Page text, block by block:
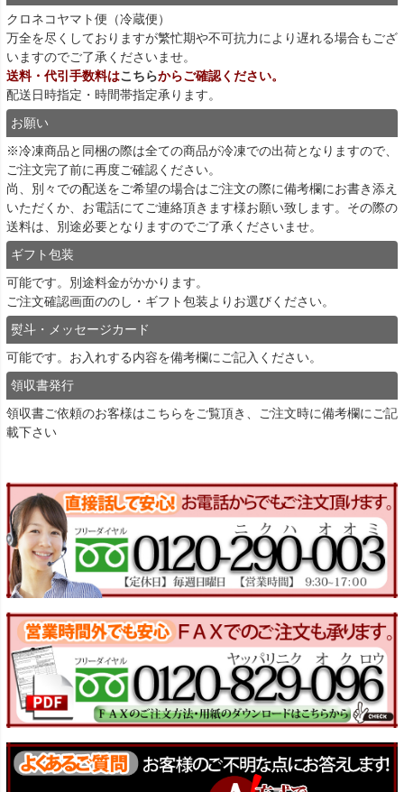
クロネコヤマト便（冷蔵便）
万全を尽くしておりますが繁忙期や不可抗力により遅れる場合もござ
いますのでご了承くださいませ。
送料・代引手数料はこちらからご確認ください。
配送日時指定・時間帯指定承ります。
お願い
※冷凍商品と同梱の際は全ての商品が冷凍での出荷となりますので、
ご注文完了前に再度ご確認ください。
尚、別々での配送をご希望の場合はご注文の際に備考欄にお書き添え
いただくか、お電話にてご連絡頂きます様お願い致します。その際の
送料は、別途必要となりますのでご了承くださいませ。
ギフト包装
可能です。別途料金がかかります。
ご注文確認画面ののし・ギフト包装よりお選びください。
熨斗・メッセージカード
可能です。お入れする内容を備考欄にご記入ください。
領収書発行
領収書ご依頼のお客様はこちらをご覧頂き、ご注文時に備考欄にご記
載下さい